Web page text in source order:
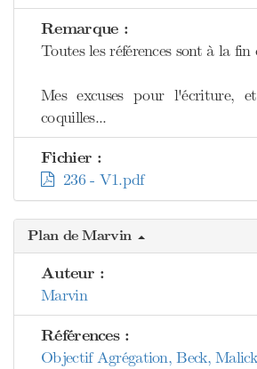
Remarque :
Toutes les références sont à la
Mes excuses pour l'écriture,
coquilles...
Fichier :
236 - V1.pdf
Plan de Marvin
Auteur :
Marvin
Références :
Objectif Agrégation, Beck,